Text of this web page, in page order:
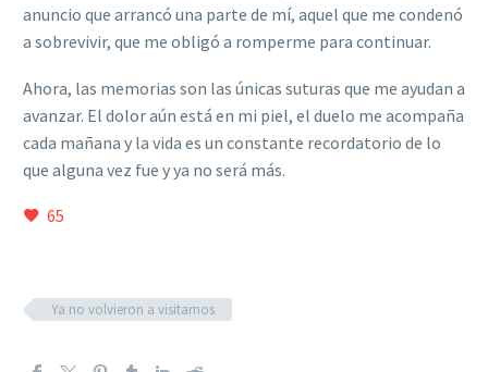
anuncio que arrancó una parte de mí, aquel que me condenó
a sobrevivir, que me obligó a romperme para continuar.
Ahora, las memorias son las únicas suturas que me ayudan a
avanzar. El dolor aún está en mi piel, el duelo me acompaña
cada mañana y la vida es un constante recordatorio de lo
que alguna vez fue y ya no será más.
65
Ya no volvieron a visitarnos